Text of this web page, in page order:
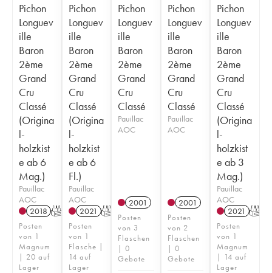
Pichon
Longuev
ille
Baron
2ème
Grand
Cru
Classé
(Origina
l-
holzkist
e ab 6
Mag.)
Pauillac
AOC
2018 T
Posten
von 1
Magnum
| 20 auf
Lager
Pichon
Longuev
ille
Baron
2ème
Grand
Cru
Classé
(Origina
l-
holzkist
e ab 6
Fl.)
Pauillac
AOC
2021 T
Posten
von 1
Flasche |
14 auf
Lager
Pichon
Longuev
ille
Baron
2ème
Grand
Cru
Classé
Pauillac
AOC
2001
Posten
von 3
Flaschen
| 0
Gebote
Pichon
Longuev
ille
Baron
2ème
Grand
Cru
Classé
Pauillac
AOC
2001
Posten
von 2
Flaschen
| 0
Gebote
Pichon
Longuev
ille
Baron
2ème
Grand
Cru
Classé
(Origina
l-
holzkist
e ab 3
Mag.)
Pauillac
AOC
2021 T
Posten
von 1
Magnum
| 14 auf
Lager